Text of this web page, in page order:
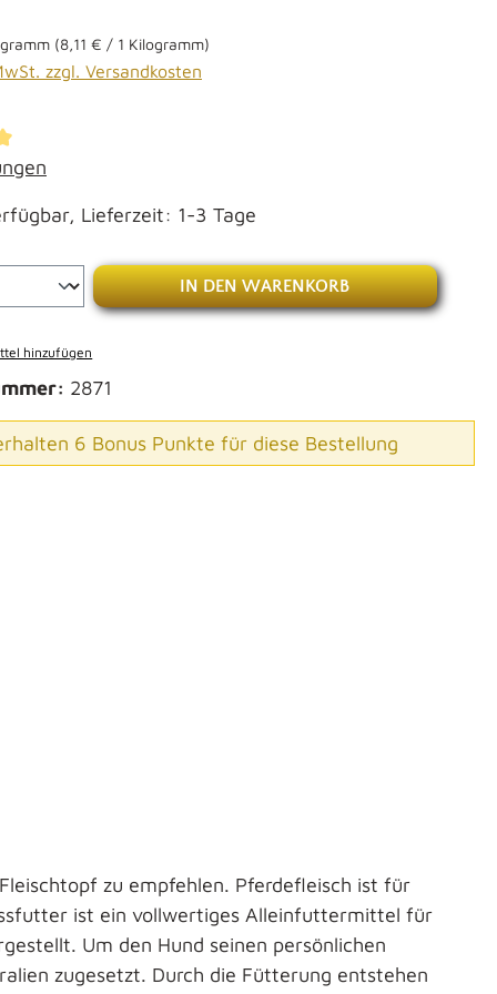
(8,11 € / 1 Kilogramm)
zzgl. Versandkosten
Bewertung von 5 von 5 Sternen
Lieferzeit: 1-3 Tage
Anzahl: Gib den gewünschten Wert
IN DEN WARENKORB
hinzufügen
2871
6 Bonus Punkte für diese Bestellung
zu empfehlen. Pferdefleisch ist für
ist ein vollwertiges Alleinfuttermittel für
Um den Hund seinen persönlichen
zugesetzt. Durch die Fütterung entstehen